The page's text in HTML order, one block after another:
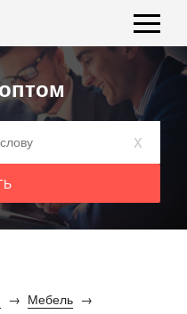
x
Мебель